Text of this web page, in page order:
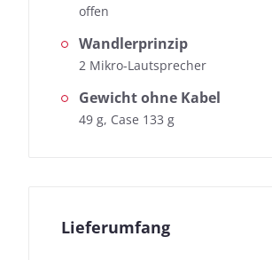
offen
Wandlerprinzip
2 Mikro-Lautsprecher
Gewicht ohne Kabel
49 g, Case 133 g
Lieferumfang